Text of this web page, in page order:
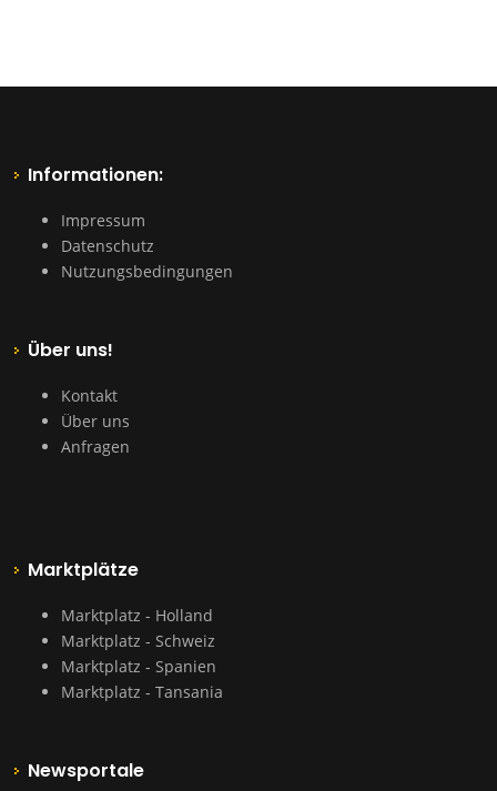
Informationen:
Impressum
Datenschutz
Nutzungsbedingungen
Über uns!
Kontakt
Über uns
Anfragen
Marktplätze
Marktplatz - Holland
Marktplatz - Schweiz
Marktplatz - Spanien
Marktplatz - Tansania
Newsportale